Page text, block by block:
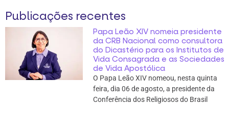
Publicações recentes
Papa Leão XIV nomeia presidente
da CRB Nacional como consultora
do Dicastério para os Institutos de
Vida Consagrada e as Sociedades
de Vida Apostólica
O Papa Leão XIV nomeou, nesta quinta
feira, dia 06 de agosto, a presidente da
Conferência dos Religiosos do Brasil